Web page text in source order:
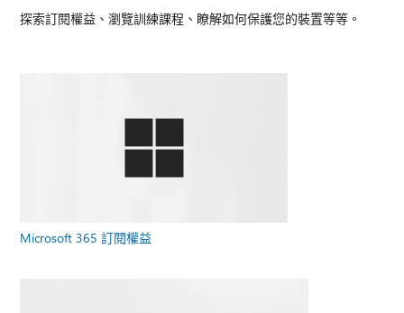
探索訂閱權益、瀏覽訓練課程、瞭解如何保護您的裝置等等。
Microsoft 365 訂閱權益